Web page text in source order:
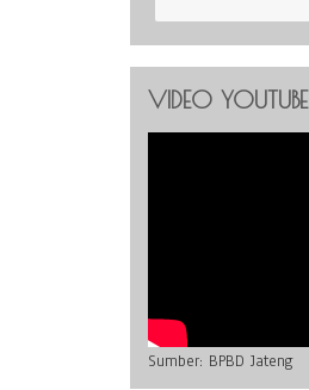
VIDEO YOUTUBE
Sumber: BPBD Jateng